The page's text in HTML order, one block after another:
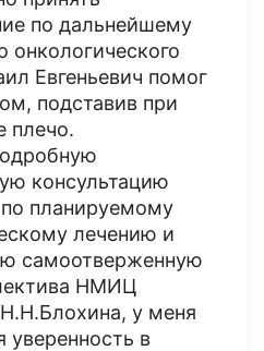
по дальнейшему
онкологического
Евгеньевич помог
подставив при
плечо.
консультацию
по планируемому
лечению и
самоотверженную
НМИЦ
у меня
уверенность в